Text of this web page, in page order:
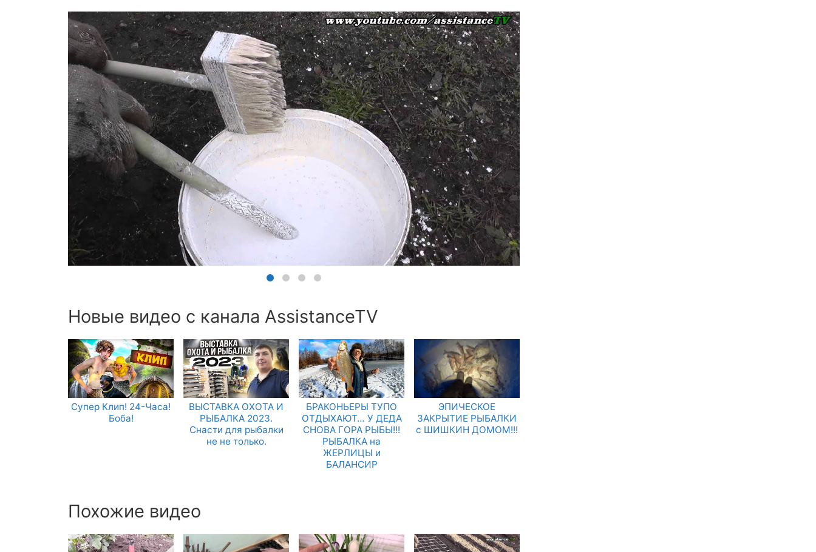
Новые видео с канала AssistanceTV
Супер Клип! 24-Часа!
Боба!
ВЫСТАВКА ОХОТА И
РЫБАЛКА 2023.
Снасти для рыбалки
не не только.
БРАКОНЬЕРЫ ТУПО
ОТДЫХАЮТ… У ДЕДА
СНОВА ГОРА РЫБЫ!!!
РЫБАЛКА на
ЖЕРЛИЦЫ и
БАЛАНСИР
ЭПИЧЕСКОЕ
ЗАКРЫТИЕ РЫБАЛКИ
с ШИШКИН ДОМОМ!!!
Похожие видео